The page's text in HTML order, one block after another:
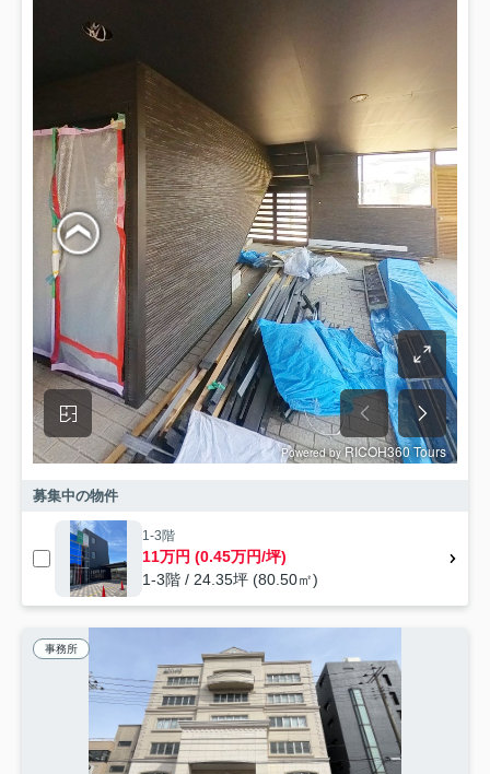
募集中の物件
1-3階
11万円 (0.45万円/坪)
1-3階 / 24.35坪 (80.50㎡)
事務所